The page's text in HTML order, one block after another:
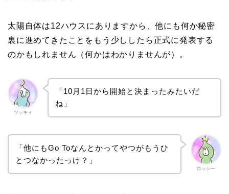
太陽自体は12ハウスにありますから、他にも何か秘密
裏に進めてきたことをもう少ししたら正式に発表する
のかもしれません（何かはわかりませんが）。
ツッキィ
「10月1日から開始と決まったみたいだ
ね」
ホッシー
「他にもGo Toなんとかってやつがもうひ
とつなかったっけ？」